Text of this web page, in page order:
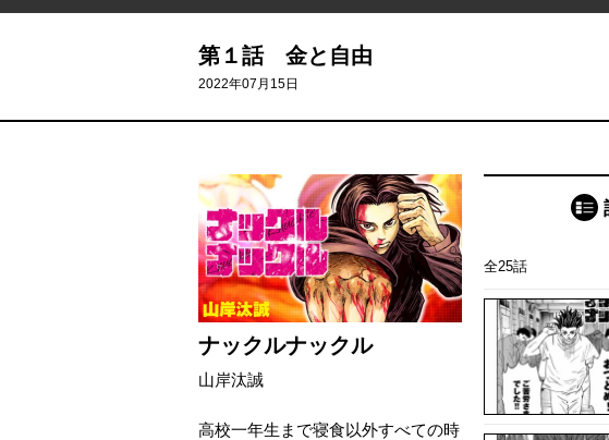
第１話 金と自由
2022年07月15日
ナックルナックル
山岸汰誠
高校一年生まで寝食以外すべての時
全25話